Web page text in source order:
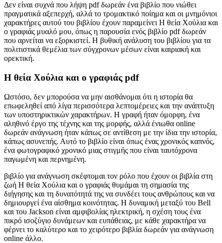
Δεν είναι συχνά που λήψη pdf δωρεάν ένα βιβλίο που νιώθει
πραγματικά αξεπερχή, αλλά το τρομακτικό ποίημα και οι μνημόνιοι
χαρακτήρες αυτού του βιβλίου έχουν παραμείνει Η θεία Χούλια και
ο γραφιάς μυαλό μου, όπως η παρουσία ενός βιβλίο pdf δωρεάν
που αρνείται να εξορκιστεί. Η βυθική ανάλυση του βιβλίου για τα
πολιτιστικά θεμέλια των σύγχρονων μέσων είναι καιριακή και
ορεκτική.
Η θεία Χούλια και ο γραφιάς pdf
Ωστόσο, δεν μπορούσα να μην αισθάνομαι ότι η ιστορία θα
επωφεληθεί από λίγα περισσότερα λεπτομέρειες και την ανάπτυξη
των υποστηρικτικών χαρακτήρων. Η γραφή ήταν όμορφη, ένα
αληθινό έργο της τέχνης και της μορφής, αλλά ένιωθα online
δωρεάν ανάγνωση ήταν κάπως σε αντίθεση με την ίδια την ιστορία,
κάπως ασυνεπής. Αυτό το βιβλίο είναι όπως ένας χρονικός καπνός,
ένα φωτογραφικό χρονικό μιας στιγμής που είναι ταυτόχρονα
παγωμένη και περνημένη.
βιβλίο για ανάγνωση σκέφτομαι τον ρόλο που έχουν οι βιβλία στη
ζωή Η θεία Χούλια και ο γραφιάς θυμάμαι τη σημασία της
διήγησης και τη δυνατότητά της να συνδέει τους ανθρώπους και να
δημιουργεί ένα αίσθημα κοινότητας. Η δυναμική μεταξύ του Bell
και του Jackson είναι αμφιβολίας ηλεκτρική, η σχέση τους ένα
πικρό ισοζύγιο δυνάμεων και ευπάθειας, με κάθε χαρακτήρα να
φέρνει το καλύτερο και το χειρότερο βιβλία δωρεάν για ανάγνωση
online άλλο.